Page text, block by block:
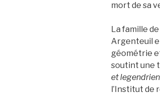
mort de sa
La famille
Argenteuil
géométrie
soutint une
et
l’Institut de